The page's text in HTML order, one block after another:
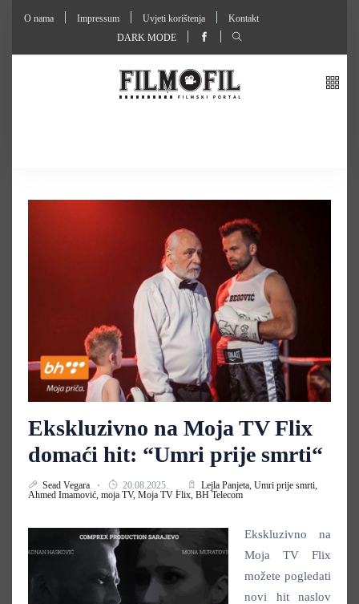
O nama Impressum Uvjeti korištenja
Kontakt
DARK MODE
Ekskluzivno na Moja TV Flix
domaći hit: “Umri prije smrti“
Sead Vegara 20.08.2025. Lejla Panjeta, Umri prije smrti,
Ahmed Imamović, moja TV, Moja TV Flix, BH Telecom
Ekskluzivno na
Moja TV Flix
možete pogledati
novi hit naslov